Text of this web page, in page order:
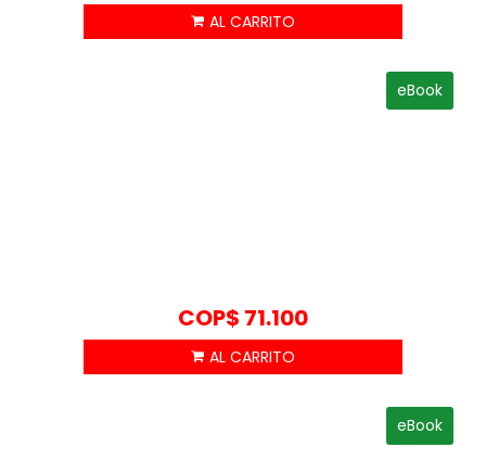
eBook
COP$ 71.100
eBook